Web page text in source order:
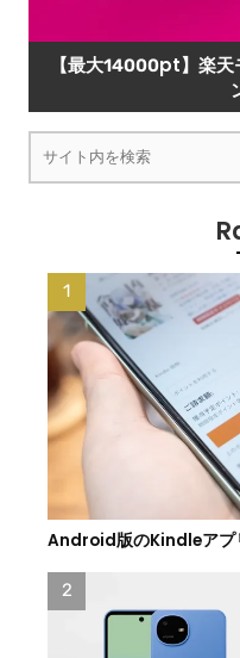
【最大14000pt】楽
Android版のKindleアプ